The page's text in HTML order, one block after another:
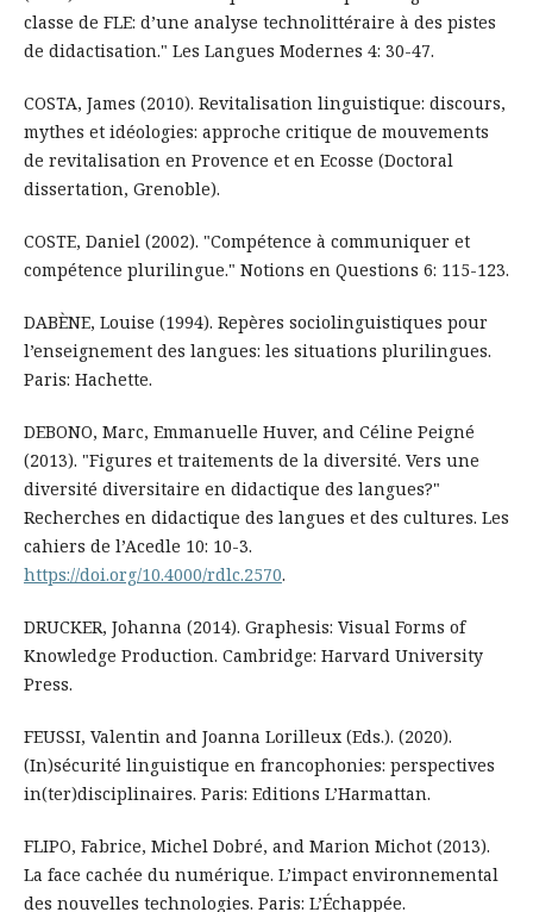
classe de FLE: d’une analyse technolittéraire à des pistes
de didactisation." Les Langues Modernes 4: 30-47.
COSTA, James (2010). Revitalisation linguistique: discours,
mythes et idéologies: approche critique de mouvements
de revitalisation en Provence et en Ecosse (Doctoral
dissertation, Grenoble).
COSTE, Daniel (2002). "Compétence à communiquer et
compétence plurilingue." Notions en Questions 6: 115-123.
DABÈNE, Louise (1994). Repères sociolinguistiques pour
l’enseignement des langues: les situations plurilingues.
Paris: Hachette.
DEBONO, Marc, Emmanuelle Huver, and Céline Peigné
(2013). "Figures et traitements de la diversité. Vers une
diversité diversitaire en didactique des langues?"
Recherches en didactique des langues et des cultures. Les
cahiers de l’Acedle 10: 10-3.
https://doi.org/10.4000/rdlc.2570.
DRUCKER, Johanna (2014). Graphesis: Visual Forms of
Knowledge Production. Cambridge: Harvard University
Press.
FEUSSI, Valentin and Joanna Lorilleux (Eds.). (2020).
(In)sécurité linguistique en francophonies: perspectives
in(ter)disciplinaires. Paris: Editions L’Harmattan.
FLIPO, Fabrice, Michel Dobré, and Marion Michot (2013).
La face cachée du numérique. L’impact environnemental
des nouvelles technologies. Paris: L’Échappée.